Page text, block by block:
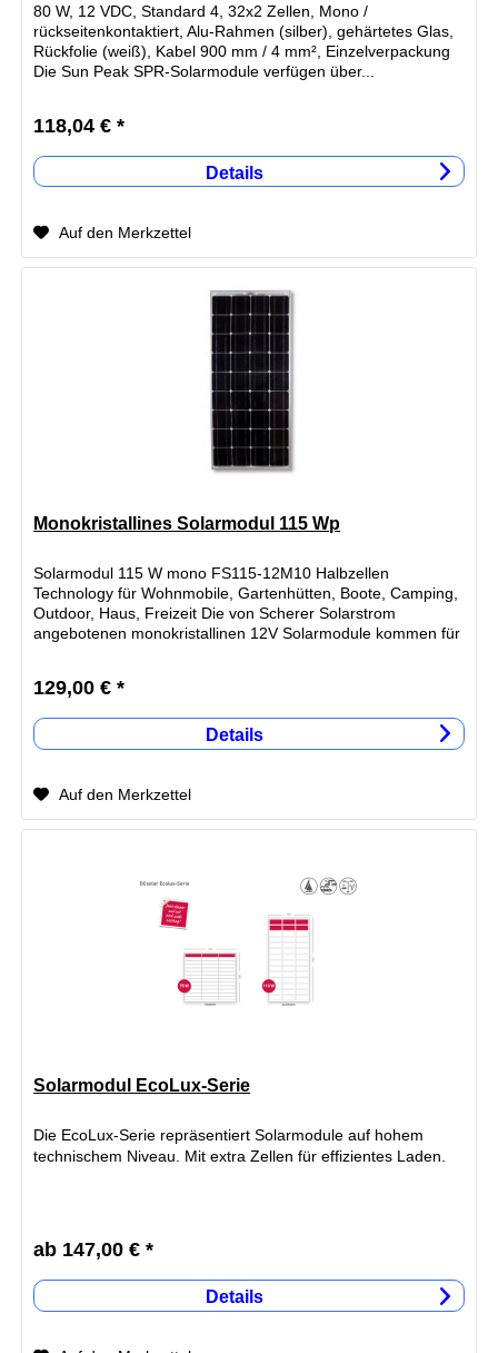
80 W, 12 VDC, Standard 4, 32x2 Zellen, Mono /
rückseitenkontaktiert, Alu-Rahmen (silber), gehärtetes Glas,
Rückfolie (weiß), Kabel 900 mm / 4 mm², Einzelverpackung
Die Sun Peak SPR-Solarmodule verfügen über...
118,04 € *
Details
Auf den Merkzettel
Monokristallines Solarmodul 115 Wp
Solarmodul 115 W mono FS115-12M10 Halbzellen
Technology für Wohnmobile, Gartenhütten, Boote, Camping,
Outdoor, Haus, Freizeit Die von Scherer Solarstrom
angebotenen monokristallinen 12V Solarmodule kommen für
129,00 € *
Details
Auf den Merkzettel
Solarmodul EcoLux-Serie
Die EcoLux-Serie repräsentiert Solarmodule auf hohem
technischem Niveau. Mit extra Zellen für effizientes Laden.
ab 147,00 € *
Details